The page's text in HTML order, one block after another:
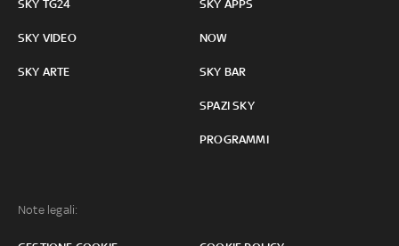
SKY TG24
SKY VIDEO
SKY ARTE
SKY APPS
NOW
SKY BAR
SPAZI SKY
PROGRAMMI
Note legali: